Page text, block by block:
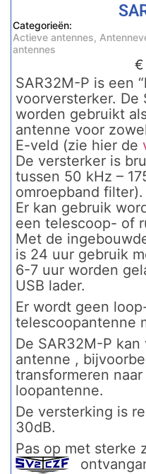
Categorieën:
Actieve antennes,
antennes
€
SAR32M-P is een
voorversterker. De
worden gebruikt
antenne voor
E-veld (zie hier de
De versterker is
tussen 50 kHz –
omroepband filter).
Er kan gebruik
een telescoop- of
Met de
is 24 uur gebruik
6-7 uur worden
USB lader.
Er wordt geen
telescoopantenne
De SAR32M-P
antenne ,
transformeren
loopantenne.
De versterking is
30dB.
Pas op met sterke